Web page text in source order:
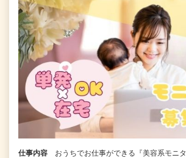
仕事内容
おうちでお仕事ができる『美容系モニ